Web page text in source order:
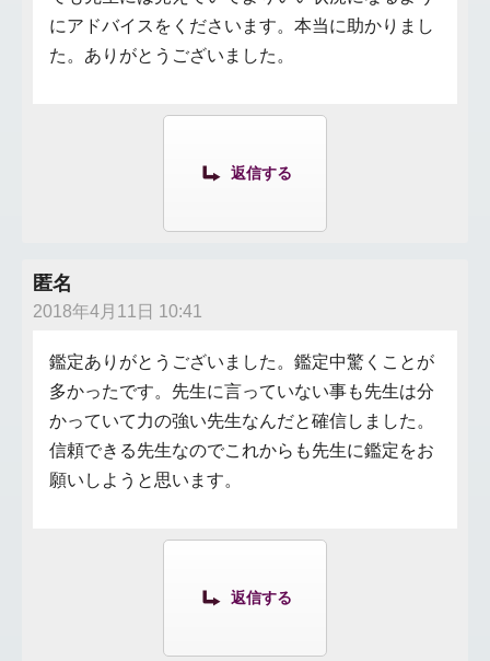
にアドバイスをくださいます。本当に助かりまし
た。ありがとうございました。
返信する
匿名
2018年4月11日 10:41
鑑定ありがとうございました。鑑定中驚くことが
多かったです。先生に言っていない事も先生は分
かっていて力の強い先生なんだと確信しました。
信頼できる先生なのでこれからも先生に鑑定をお
願いしようと思います。
返信する